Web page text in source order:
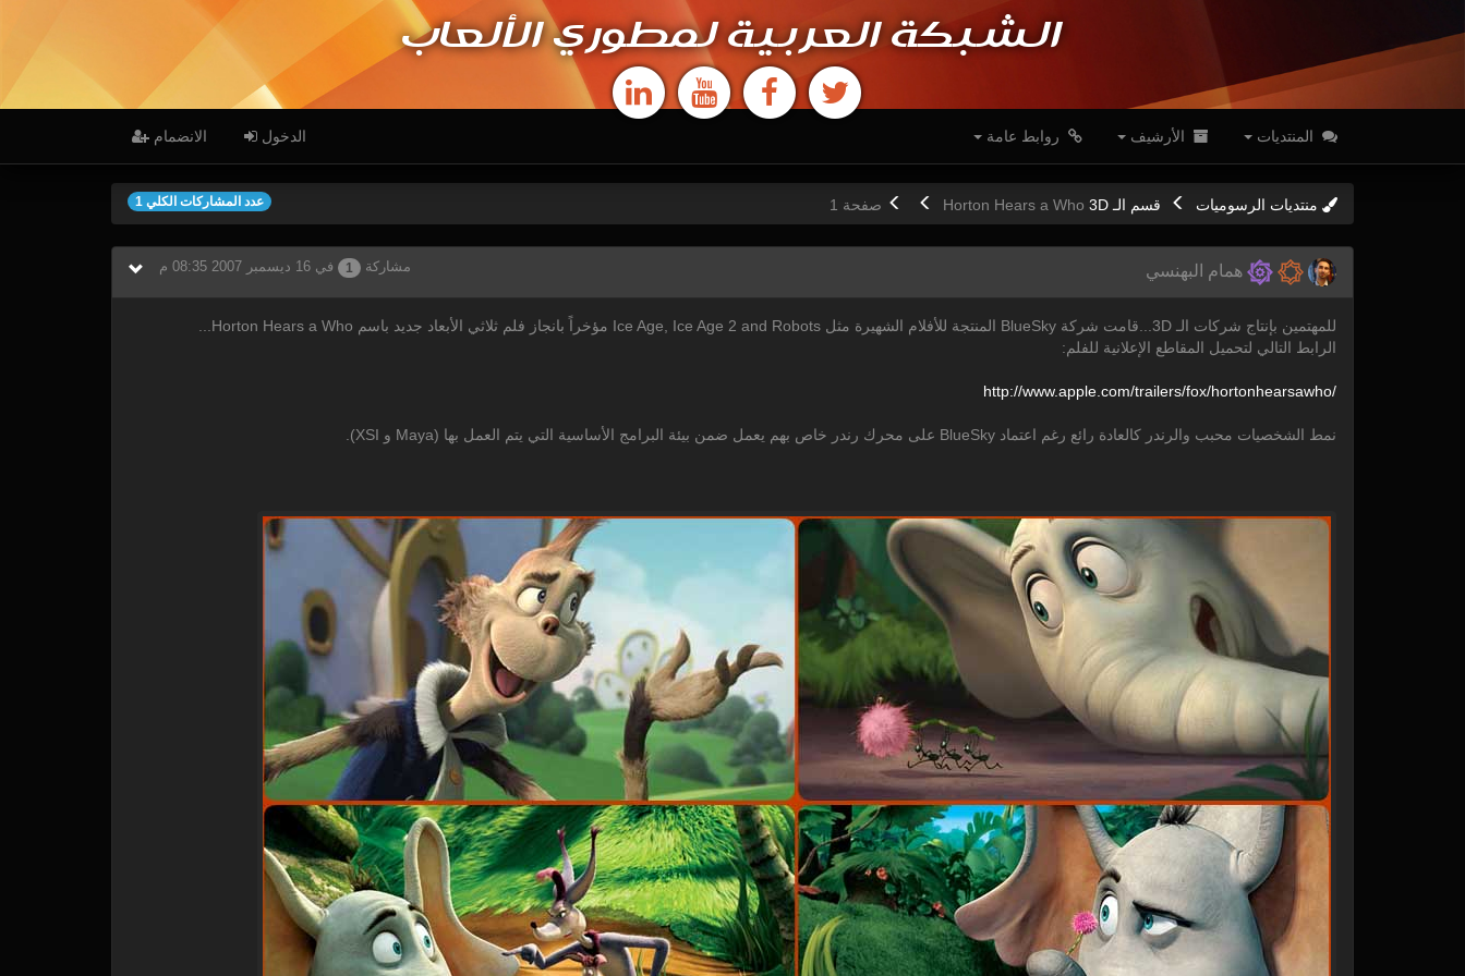
الشبكة العربية لمطوري الألعاب
المنتديات الأرشيف روابط عامة الدخول الانضمام
منتديات الرسوميات قسم الـ 3D Horton Hears a Who صفحة عدد المشاركات الكلي 1
همام البهنسي مشاركة 1 في 16 ديسمبر 2007 08:35 م
للمهتمين بإنتاج شركات الـ 3D...قامت شركة BlueSky المنتجة للأفلام الشهيرة مثل Ice Age, Ice Age 2 and Robots مؤخراً بانجاز فلم ثلاثي الأبعاد جديد باسم Horton Hears a Who...
الرابط التالي لتحميل المقاطع الإعلانية للفلم:
http://www.apple.com/trailers/fox/hortonhearsawho/
نمط الشخصيات محبب والرندر كالعادة رائع رغم اعتماد BlueSky على محرك رندر خاص بهم يعمل ضمن بيئة البرامج الأساسية التي يتم العمل بها (Maya و XSI).